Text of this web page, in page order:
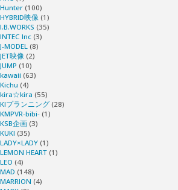
Hunter (100)
HYBRID映像 (1)
I.B.WORKS (35)
INTEC Inc (3)
J-MODEL (8)
JET映像 (2)
JUMP (10)
kawaii (63)
Kichu (4)
kira☆kira (55)
KIプランニング (28)
KMPVR-bibi- (1)
KSB企画 (3)
KUKI (35)
LADY×LADY (1)
LEMON HEART (1)
LEO (4)
MAD (148)
MARRION (4)